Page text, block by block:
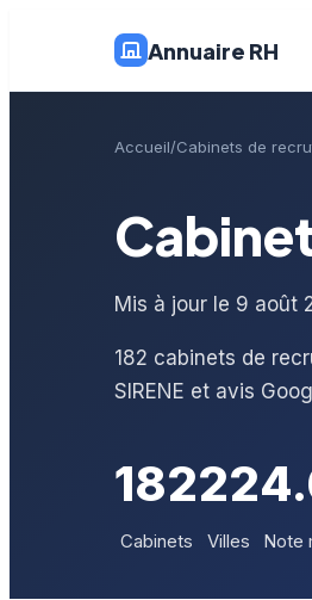
Annuaire RH
Accueil Cabinets de
Mis à jour le 9 août
182 cabinets de
SIRENE et avis
182
Cabinets
22
Villes Note